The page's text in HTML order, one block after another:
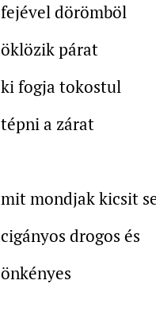
fejével dörömböl
öklözik párat
ki fogja tokostul
tépni a zárat
mit mondjak kicsit
cigányos drogos és
önkényes